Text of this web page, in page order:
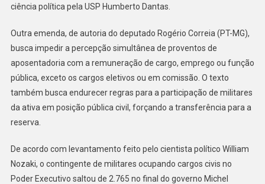
ciência política pela USP Humberto Dantas.
Outra emenda, de autoria do deputado Rogério Correia (PT-MG),
busca impedir a percepção simultânea de proventos de
aposentadoria com a remuneração de cargo, emprego ou função
pública, exceto os cargos eletivos ou em comissão. O texto
também busca endurecer regras para a participação de militares
da ativa em posição pública civil, forçando a transferência para a
reserva.
De acordo com levantamento feito pelo cientista político William
Nozaki, o contingente de militares ocupando cargos civis no
Poder Executivo saltou de 2.765 no final do governo Michel